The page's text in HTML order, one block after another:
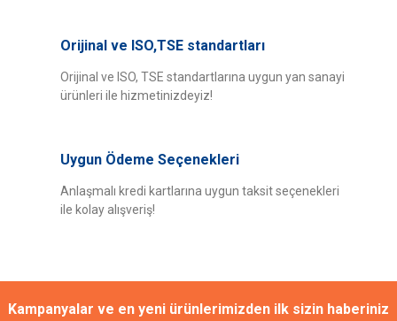
Orijinal ve ISO,TSE standartları
Orijinal ve ISO, TSE standartlarına uygun yan sanayi
ürünleri ile hizmetinizdeyiz!
Uygun Ödeme Seçenekleri
Anlaşmalı kredi kartlarına uygun taksit seçenekleri
ile kolay alışveriş!
Kampanyalar ve en yeni ürünlerimizden ilk sizin haberiniz